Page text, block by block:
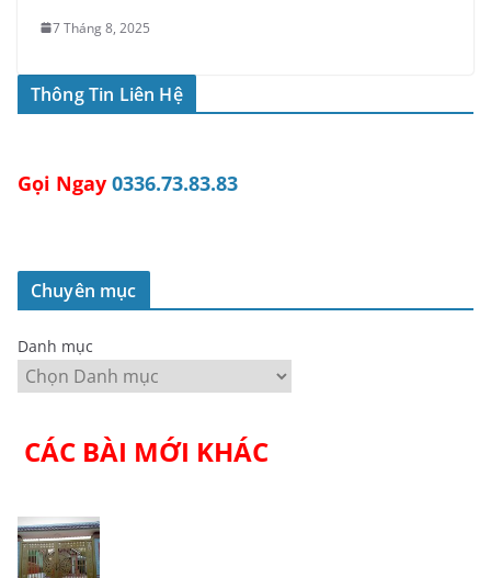
7 Tháng 8, 2025
Thông Tin Liên Hệ
Gọi Ngay 0336.73.83.83
Chuyên mục
Danh mục
CÁC BÀI MỚI KHÁC